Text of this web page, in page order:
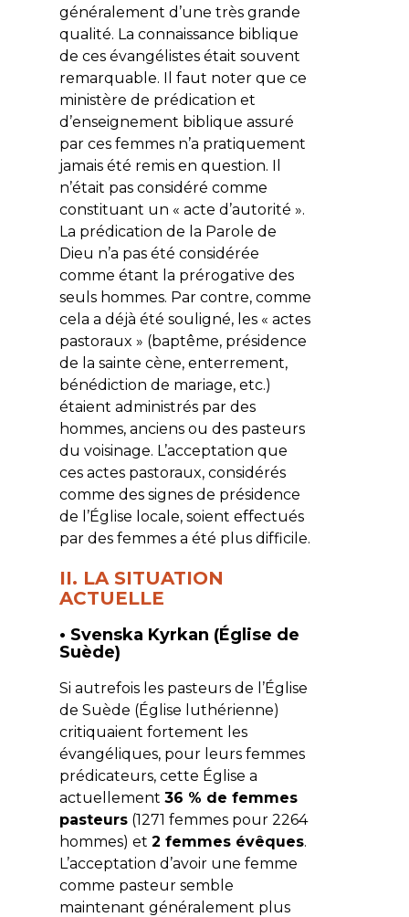
généralement d’une très grande
qualité. La connaissance biblique
de ces évangélistes était souvent
remarquable. Il faut noter que ce
ministère de prédication et
d’enseignement biblique assuré
par ces femmes n’a pratiquement
jamais été remis en question. Il
n’était pas considéré comme
constituant un « acte d’autorité ».
La prédication de la Parole de
Dieu n’a pas été considérée
comme étant la prérogative des
seuls hommes. Par contre, comme
cela a déjà été souligné, les « actes
pastoraux » (baptême, présidence
de la sainte cène, enterrement,
bénédiction de mariage, etc.)
étaient administrés par des
hommes, anciens ou des pasteurs
du voisinage. L’acceptation que
ces actes pastoraux, considérés
comme des signes de présidence
de l’Église locale, soient effectués
par des femmes a été plus difficile.
II. LA SITUATION
ACTUELLE
• Svenska Kyrkan (Église de
Suède)
Si autrefois les pasteurs de l’Église
de Suède (Église luthérienne)
critiquaient fortement les
évangéliques, pour leurs femmes
prédicateurs, cette Église a
actuellement 36 % de femmes
pasteurs(1271 femmes pour 2264
hommes) et 2 femmes évêques.
L’acceptation d’avoir une femme
comme pasteur semble
maintenant généralement plus